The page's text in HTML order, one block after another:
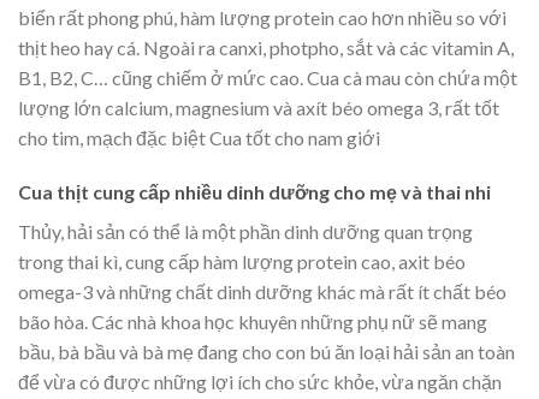
biển rất phong phú, hàm lượng protein cao hơn nhiều so với
thịt heo hay cá. Ngoài ra canxi, photpho, sắt và các vitamin A,
B1, B2, C… cũng chiếm ở mức cao. Cua cà mau còn chứa một
lượng lớn calcium, magnesium và axít béo omega 3, rất tốt
cho tim, mạch đặc biệt Cua tốt cho nam giới
Cua thịt cung cấp nhiều dinh dưỡng cho mẹ và thai nhi
Thủy, hải sản có thể là một phần dinh dưỡng quan trọng
trong thai kì, cung cấp hàm lượng protein cao, axit béo
omega-3 và những chất dinh dưỡng khác mà rất ít chất béo
bão hòa. Các nhà khoa học khuyên những phụ nữ sẽ mang
bầu, bà bầu và bà mẹ đang cho con bú ăn loại hải sản an toàn
để vừa có được những lợi ích cho sức khỏe, vừa ngăn chặn